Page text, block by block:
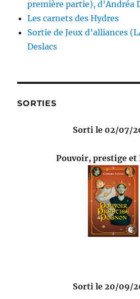
première partie), d’Andréa
Les carnets des Hydres
Sortie de Jeux d’alliances
Deslacs
SORTIES
Sorti le 02/07/
Pouvoir, prestige et
Sorti le 20/09/